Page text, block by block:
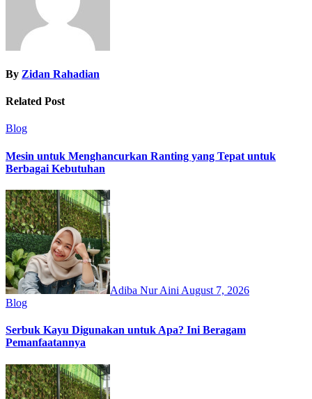
By Zidan Rahadian
Related Post
Blog
Mesin untuk Menghancurkan Ranting yang Tepat untuk
Berbagai Kebutuhan
Adiba Nur Aini August 7, 2026
Blog
Serbuk Kayu Digunakan untuk Apa? Ini Beragam
Pemanfaatannya